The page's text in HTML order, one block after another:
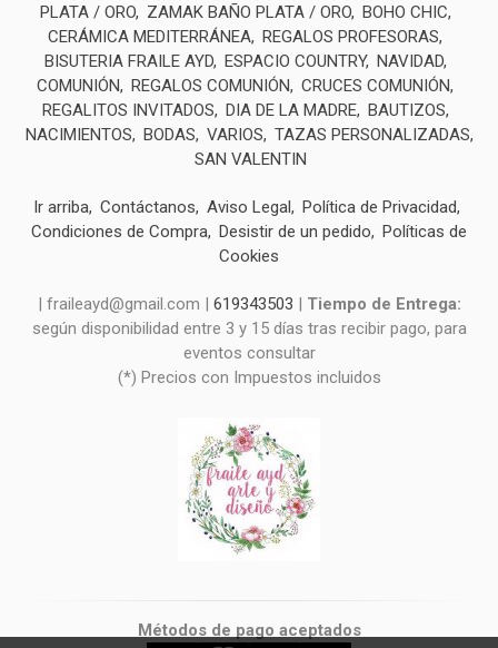
PLATA / ORO
ZAMAK BAÑO PLATA / ORO
BOHO CHIC
CERÁMICA MEDITERRÁNEA
REGALOS PROFESORAS
BISUTERIA FRAILE AYD
ESPACIO COUNTRY
NAVIDAD
COMUNIÓN
REGALOS COMUNIÓN
CRUCES COMUNIÓN
REGALITOS INVITADOS
DIA DE LA MADRE
BAUTIZOS
NACIMIENTOS
BODAS VARIOS
TAZAS PERSONALIZADAS
SAN VALENTIN
Ir arriba Contáctanos Aviso Legal
Política de Privacidad
Condiciones de Compra
Desistir de un pedido
Políticas de
Cookies
| fraileayd@gmail.com | 619343503
Tiempo de Entrega:
según disponibilidad entre 3 y 15 días tras recibir pago, para
eventos consultar
(*) Precios con Impuestos incluidos
Métodos de pago aceptados